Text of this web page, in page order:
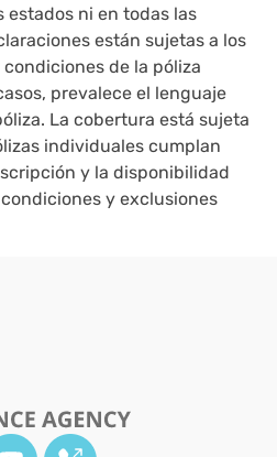
estados ni en todas las
están sujetas a los
de la póliza
prevalece el lenguaje
La cobertura está sujeta
individuales cumplan
y la disponibilidad
y exclusiones